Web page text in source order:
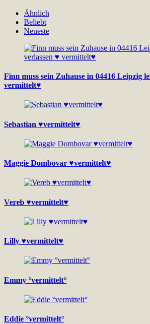
Ähnlich
Beliebt
Neueste
Finn muss sein Zuhause in 04416 Leipzig
vermittelt♥
Sebastian ♥vermittelt♥
Maggie Dombovar ♥vermittelt♥
Vereb ♥vermittelt♥
Lilly ♥vermittelt♥
Emmy °vermittelt°
Eddie °vermittelt°